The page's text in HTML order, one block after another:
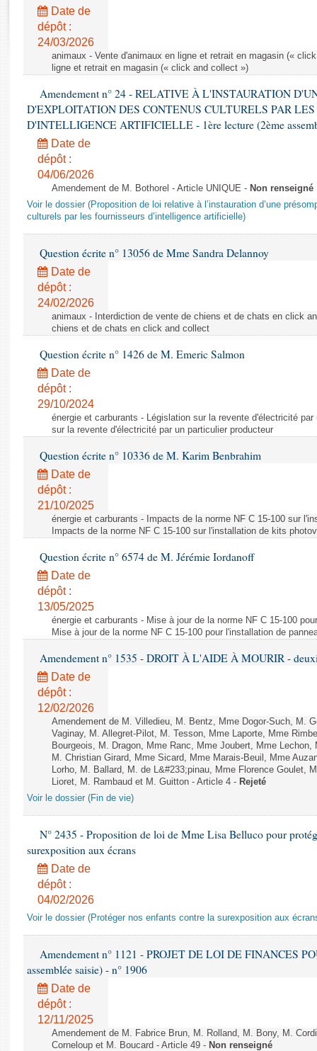
Rapports législatifs
Rapports sur l'application des lois
Baromètre de l’application des lois
Dossiers législatifs
Budget et sécurité sociale
Questions écrites et orales
Comptes rendus des débats
Date de
dépôt :
24/03/2026
animaux - Vente d'animaux en ligne et retrait en magasin («
ligne et retrait en magasin (« click and collect »)
Amendement n° 24 - RELATIVE À L'INSTAURATION
D'EXPLOITATION DES CONTENUS CULTURELS PAR LES
D'INTELLIGENCE ARTIFICIELLE - 1ère lecture (2ème
Date de
dépôt :
04/06/2026
Amendement de M. Bothorel - Article UNIQUE - Non renseigné
Voir le dossier (Proposition de loi relative à l’instauration d’une
culturels par les fournisseurs d’intelligence artificielle)
Question écrite n° 13056 de Mme Sandra Delannoy
Date de
dépôt :
24/02/2026
animaux - Interdiction de vente de chiens et de chats en click
chiens et de chats en click and collect
Question écrite n° 1426 de M. Emeric Salmon
Date de
dépôt :
29/10/2024
énergie et carburants - Législation sur la revente d'électricité
sur la revente d'électricité par un particulier producteur
Question écrite n° 10336 de M. Karim Benbrahim
Date de
dépôt :
21/10/2025
énergie et carburants - Impacts de la norme NF C 15-100 sur
Impacts de la norme NF C 15-100 sur l'installation de kits
Question écrite n° 6574 de M. Jérémie Iordanoff
Date de
dépôt :
13/05/2025
énergie et carburants - Mise à jour de la norme NF C 15-100
Mise à jour de la norme NF C 15-100 pour l'installation de
Amendement n° 1535 - DROIT À L'AIDE À MOURIR -
Date de
dépôt :
12/02/2026
Amendement de M. Villedieu, M. Bentz, Mme Dogor-Such, M.
Vaginay, M. Allegret-Pilot, M. Tesson, Mme Laporte, Mme
Bourgeois, M. Dragon, Mme Ranc, Mme Joubert, Mme
M. Christian Girard, Mme Sicard, Mme Marais-Beuil, Mme
Lorho, M. Ballard, M. de L&#233;pinau, Mme Florence Goulet,
Lioret, M. Rambaud et M. Guitton - Article 4 - Rejeté
Voir le dossier (Fin de vie)
N° 2435 - Proposition de loi de Mme Lisa Belluco pour
surexposition aux écrans
Date de
dépôt :
04/02/2026
Voir le dossier (Protéger nos enfants contre la surexposition aux
Amendement n° 1121 - PROJET DE LOI DE FINANCES
assemblée saisie) - n° 1906
Date de
dépôt :
12/11/2025
Amendement de M. Fabrice Brun, M. Rolland, M. Bony, M.
Corneloup et M. Boucard - Article 49 - Non renseigné